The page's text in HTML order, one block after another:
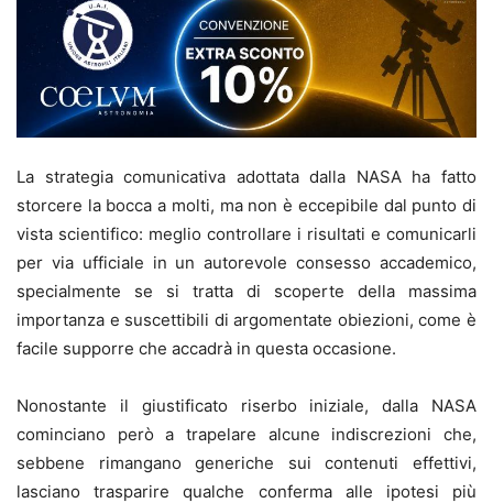
La strategia comunicativa adottata dalla NASA ha fatto
storcere la bocca a molti, ma non è eccepibile dal punto di
vista scientifico: meglio controllare i risultati e comunicarli
per via ufficiale in un autorevole consesso accademico,
specialmente se si tratta di scoperte della massima
importanza e suscettibili di argomentate obiezioni, come è
facile supporre che accadrà in questa occasione.
Nonostante il giustificato riserbo iniziale, dalla NASA
cominciano però a trapelare alcune indiscrezioni che,
sebbene rimangano generiche sui contenuti effettivi,
lasciano trasparire qualche conferma alle ipotesi più